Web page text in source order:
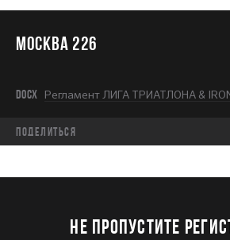
МОСКВА 226
DOCX Регламент ЛИГА ТРИАТЛОНА &
Поделиться
НЕ ПРОПУСТИТЕ